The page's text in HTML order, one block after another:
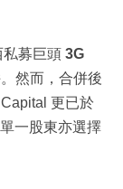
私募巨頭 3G
然而，合併後
更已於
一股東亦選擇